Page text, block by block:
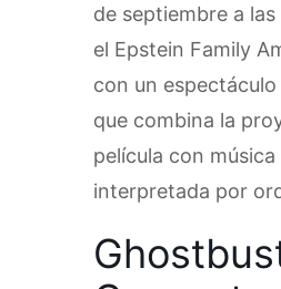
de septiembre a las
el Epstein Family
con un espectáculo
que combina la
película con
interpretada por